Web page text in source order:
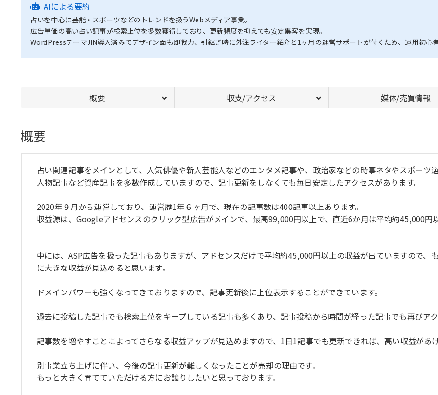
AIによる要約
占いを中心に芸能・スポーツなどのトレンドを扱うWebメディア事業。
広告単価の高い占い記事が検索上位を多数獲得しており、更新頻度を抑えても安定集客を実現。
WordPressテーマJIN導入済みでデザイン面も即戦力、引継ぎ時に外注ライター紹介と1ヶ月の運営サポートが付くため、運用初心
概要 収支/アクセス 媒体/売買情報
概要
占い関連記事をメインとして、人気俳優や新人芸能人などのエンタメ記事や、政治家などの時事ネタやスポーツ
人物記事など資産記事を多数作成していますので、記事更新をしなくても毎日安定したアクセスがあります。
2020年９月から運営しており、運営歴1年６ヶ月で、現在の記事数は400記事以上あります。
収益源は、Googleアドセンスのクリック型広告がメインで、最高99,000円以上で、直近6か月は平均約45,000円
中には、ASP広告を扱った記事もありますが、アドセンスだけで平均約45,000円以上の収益が出ていますので、
に大きな収益が見込めると思います。
ドメインパワーも強くなってきておりますので、記事更新後に上位表示することができています。
過去に投稿した記事でも検索上位をキープしている記事も多くあり、記事投稿から時間が経った記事でも再びア
記事数を増やすことによってさらなる収益アップが見込めますので、1日1記事でも更新できれば、高い収益があ
別事業立ち上げに伴い、今後の記事更新が難しくなったことが売却の理由です。
もっと大きく育てていただける方にお譲りしたいと思っております。